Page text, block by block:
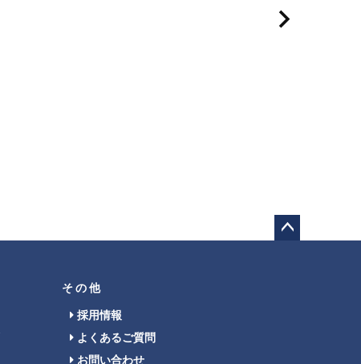
その他
採用情報
よくあるご質問
お問い合わせ